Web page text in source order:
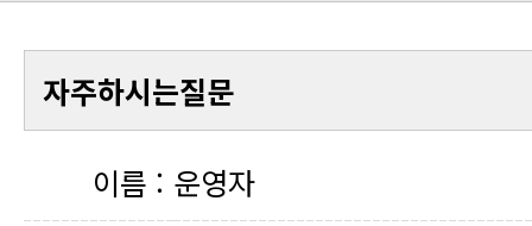
자주하시는질문
이름 : 운영자